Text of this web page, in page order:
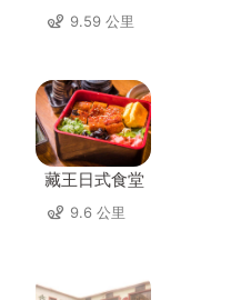
9.59 公里
藏王日式食堂
9.6 公里